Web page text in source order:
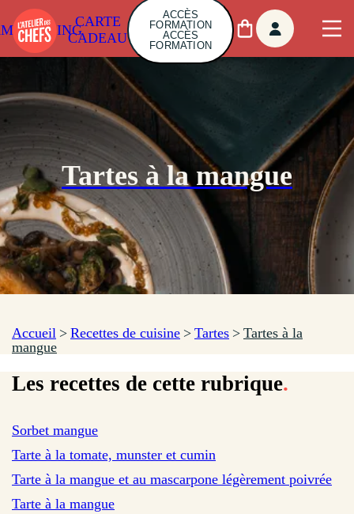
CARTE
CADEAU
ACCÈS
FORMATION
ACCÈS
FORMATION
Tartes à la mangue
Accueil > Recettes de cuisine > Tartes > Tartes à la
mangue
Les recettes de cette rubrique.
Sorbet mangue
sur 62 avis
Tarte à la tomate, munster et cumin
sur 83 avis
Tarte à la mangue et au mascarpone légèrement poivrée
sur 134 avis
Tarte à la mangue